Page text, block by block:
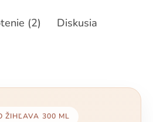
(2) Diskusia
ŽIHĽAVA 300 ML